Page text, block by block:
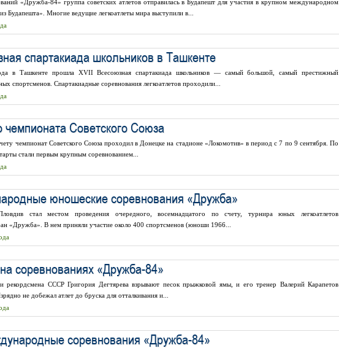
«Дружба-84» группа советских атлетов отправилась в Будапешт для участия в крупном международном
Будапешта». Многие ведущие легкоатлеты мира выступили в...
спартакиада школьников в Ташкенте
в Ташкенте прошла XVII Всесоюзная спартакиада школьников — самый большой, самый престижный
спортсменов. Спартакиадные соревнования легкоатлетов проходили...
чемпионата Советского Союза
чемпионат Советского Союза проходил в Донецке на стадионе «Локомотив» в период с 7 по 9 сентября. По
стали первым крупным соревнованием...
юношеские соревнования «Дружба»
стал местом проведения очередного, восемнадцатого по счету, турнира юных легкоатлетов
«Дружба». В нем приняли участие около 400 спортсменов (юноши 1966...
соревнованиях «Дружба-84»
рекордсмена СССР Григория Дегтярева взрывают песок прыжковой ямы, и его тренер Валерий Карапетов
не добежал атлет до бруска для отталкивания и...
соревнования «Дружба-84»